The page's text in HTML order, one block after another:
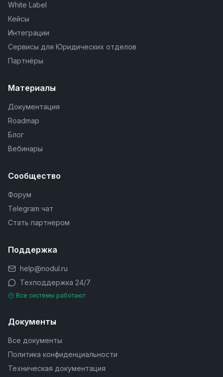
White Label
Кейсы
Интеграции
Сервисы для Юридических отделов
Партнёры
Материалы
Документация
Roadmap
Блог
Вебинары
Сообщество
Форум
Telegram чат
Стать партнером
Поддержка
help@nodul.ru
Техподдержка 24/7
Все системы работают
Документы
Все документы
Политика конфиденциальности
Техническая документация